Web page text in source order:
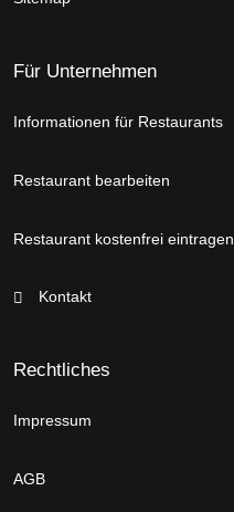
Für Unternehmen
Informationen für Restaurants
Restaurant bearbeiten
Restaurant kostenfrei eintragen
Kontakt
Rechtliches
Impressum
AGB